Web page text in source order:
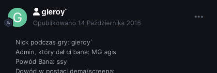
gieroy`
Opublikowano 14 Października 2016
Nick podczas gry: gieroy`
Admin, który dał ci bana: MG agis
Powód Bana: ssy
Dowód w postaci dema/screena: